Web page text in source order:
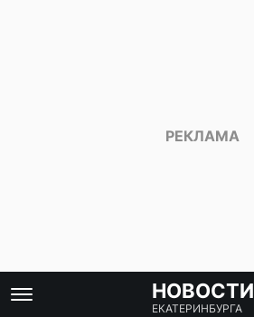
НОВОСТИ
ЕКАТЕРИНБУРГА